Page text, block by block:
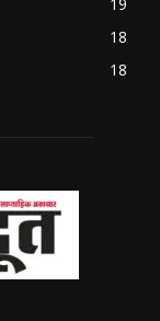
18
18